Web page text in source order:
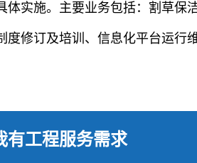
实施。主要业务包括：割草保
度修订及培训 、信息化平台运行
有工程服务需求